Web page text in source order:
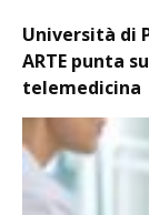
Università di
ARTE punta
telemedicina